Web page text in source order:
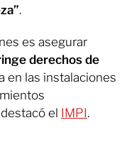
.
es asegurar
derechos de
en las instalaciones
el IMPI.